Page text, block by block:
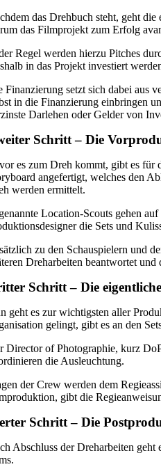
das Drehbuch steht, geht
das Filmprojekt zum Erfolg
Regel werden hierzu Pitches
in das Projekt investiert
Finanzierung setzt sich dabei aus
in die Finanzierung einbringen
Darlehen oder Gelder von
Schritt – Die
es zum Dreh kommt, gibt es für
angefertigt, welches den
werden ermittelt.
Location-Scouts gehen
die Sets und
zu den Schauspielern und
Dreharbeiten beantwortet
Schritt – Die
geht es zur wichtigsten aller
gelingt, gibt es an den
Director of Photographie, kurz
die Ausleuchtung.
der Crew werden dem
gibt die
Schritt – Die
Abschluss der Dreharbeiten geht